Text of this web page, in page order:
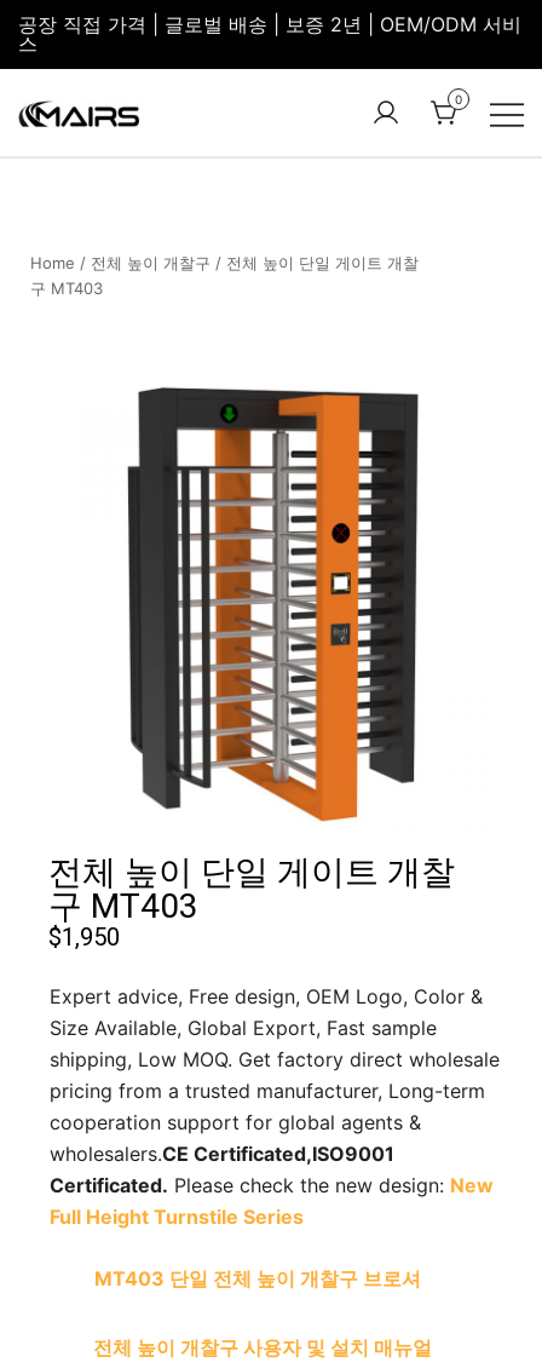
공장 직접 가격 | 글로벌 배송 | 보증 2년 | OEM/ODM 서비
스
Turnstile
Gate |
MairsTurnstile
0
Home / 전체 높이 개찰구 / 전체 높이 단일 게이트 개찰
구 MT403
전체 높이 단일 게이트 개찰
구 MT403
$1,950
Expert advice, Free design, OEM Logo, Color &
Size Available, Global Export, Fast sample
shipping, Low MOQ. Get factory direct wholesale
pricing from a trusted manufacturer, Long-term
cooperation support for global agents &
wholesalers.CE Certificated,ISO9001
Certificated. Please check the new design: New
Full Height Turnstile Series
MT403 단일 전체 높이 개찰구 브로셔
전체 높이 개찰구 사용자 및 설치 매뉴얼